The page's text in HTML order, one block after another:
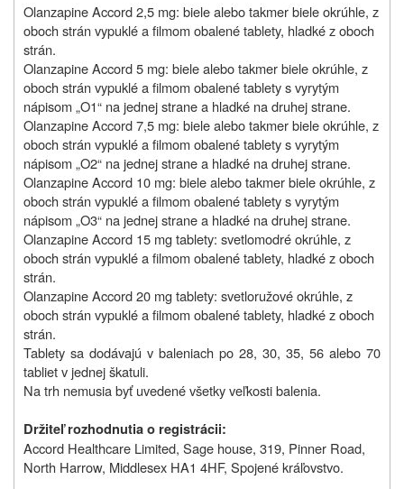
Olanzapine Accord 2,5 mg: biele alebo takmer biele okrúhle, z
oboch strán vypuklé a filmom obalené tablety, hladké z oboch
strán.
Olanzapine Accord 5 mg: biele alebo takmer biele okrúhle, z
oboch strán vypuklé a filmom obalené tablety s vyrytým
nápisom „O1“ na jednej strane a hladké na druhej strane.
Olanzapine Accord 7,5 mg: biele alebo takmer biele okrúhle, z
oboch strán vypuklé a filmom obalené tablety s vyrytým
nápisom „O2“ na jednej strane a hladké na druhej strane.
Olanzapine Accord 10 mg: biele alebo takmer biele okrúhle, z
oboch strán vypuklé a filmom obalené tablety s vyrytým
nápisom „O3“ na jednej strane a hladké na druhej strane.
Olanzapine Accord 15 mg tablety: svetlomodré okrúhle, z
oboch strán vypuklé a filmom obalené tablety, hladké z oboch
strán.
Olanzapine Accord 20 mg tablety: svetloružové okrúhle, z
oboch strán vypuklé a filmom obalené tablety, hladké z oboch
strán.
Tablety sa dodávajú v baleniach po 28, 30, 35, 56 alebo 70
tabliet v jednej škatuli.
Na trh nemusia byť uvedené všetky veľkosti balenia.
Držiteľ rozhodnutia o registrácii:
Accord Healthcare Limited, Sage house, 319, Pinner Road,
North Harrow, Middlesex HA1 4HF, Spojené kráľovstvo.